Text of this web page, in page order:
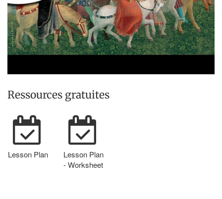
Ressources gratuites
Lesson Plan
Lesson Plan
- Worksheet